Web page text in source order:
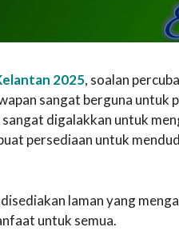
2025, soalan
sangat berguna untuk
digalakkan untuk
persediaan untuk
laman yang
untuk semua.